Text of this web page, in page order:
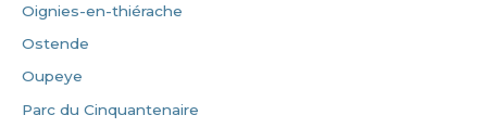
Oignies-en-thiérache
Ostende
Oupeye
Parc du Cinquantenaire